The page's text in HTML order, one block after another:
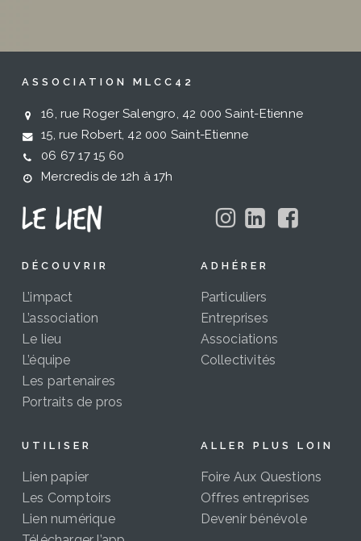
ASSOCIATION MLCC42
16, rue Roger Salengro, 42 000 Saint-Etienne
15, rue Robert, 42 000 Saint-Etienne
06 67 17 15 60
Mercredis de 12h à 17h
DÉCOUVRIR
L’impact
L’association
Le lieu
L’équipe
Les partenaires
Portraits de pros
ADHÉRER
Particuliers
Entreprises
Associations
Collectivités
UTILISER
Lien papier
Les Comptoirs
Lien numérique
ALLER PLUS LOIN
Foire Aux Questions
Offres entreprises
Devenir bénévole